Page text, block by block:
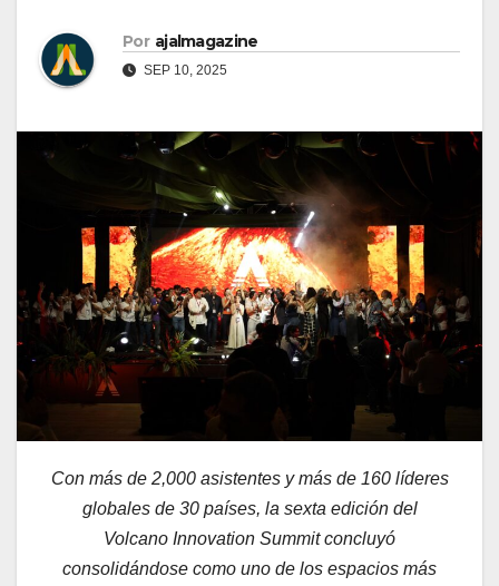
Por ajalmagazine
SEP 10, 2025
Con más de 2,000 asistentes y más de 160 líderes
globales de 30 países, la sexta edición del
Volcano Innovation Summit concluyó
consolidándose como uno de los espacios más